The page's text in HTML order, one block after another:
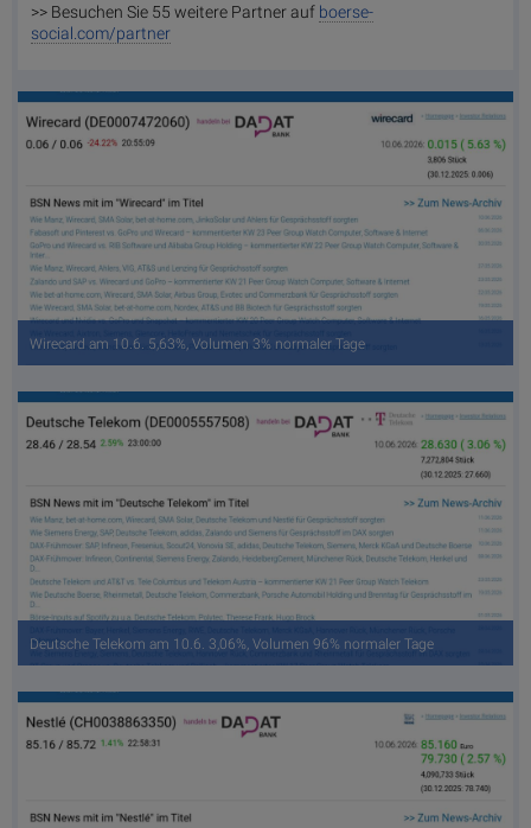
>> Besuchen Sie 55 weitere Partner auf boerse-
social.com/partner
Wirecard am 10.6. 5,63%, Volumen 3% normaler Tage
Deutsche Telekom am 10.6. 3,06%, Volumen 96% normaler Tage